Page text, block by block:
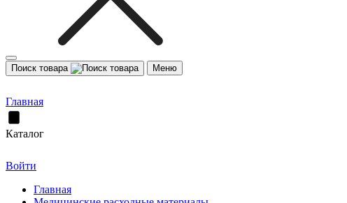
Поиск товара Меню
Главная
Каталог
Войти
Главная